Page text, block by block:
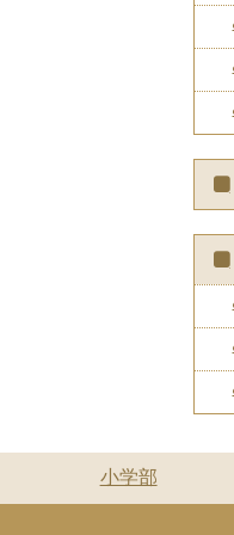
小学部